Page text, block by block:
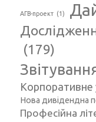
АГВ-проект (1)
(179)
Корпоративне
Нова дивідендна
Професійна